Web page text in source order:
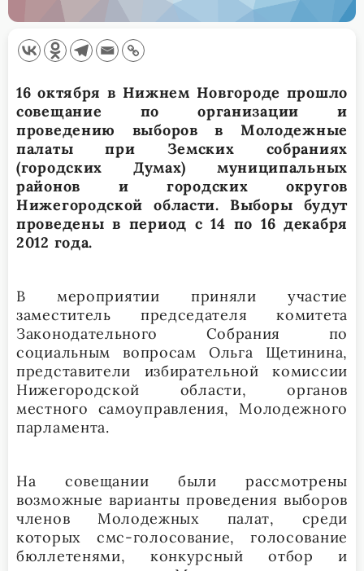
16 октября в Нижнем Новгороде прошло
совещание по организации и
проведению выборов в Молодежные
палаты при Земских собраниях
(городских Думах) муниципальных
районов и городских округов
Нижегородской области. Выборы будут
проведены в период с 14 по 16 декабря
2012 года.
В мероприятии приняли участие
заместитель председателя комитета
Законодательного Собрания по
социальным вопросам Ольга Щетинина,
представители избирательной комиссии
Нижегородской области, органов
местного самоуправления, Молодежного
парламента.
На совещании были рассмотрены
возможные варианты проведения выборов
членов Молодежных палат, среди
которых смс-голосование, голосование
бюллетенями, конкурсный отбор и